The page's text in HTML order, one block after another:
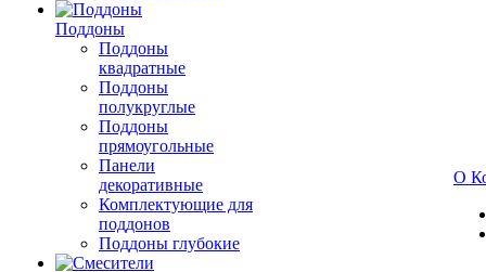
Поддоны
Поддоны
квадратные
Поддоны
полукруглые
Поддоны
прямоугольные
Панели
декоративные
Комплектующие для
поддонов
Поддоны глубокие
О